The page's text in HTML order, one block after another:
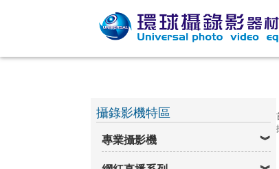
攝錄影機特區
專業攝影機